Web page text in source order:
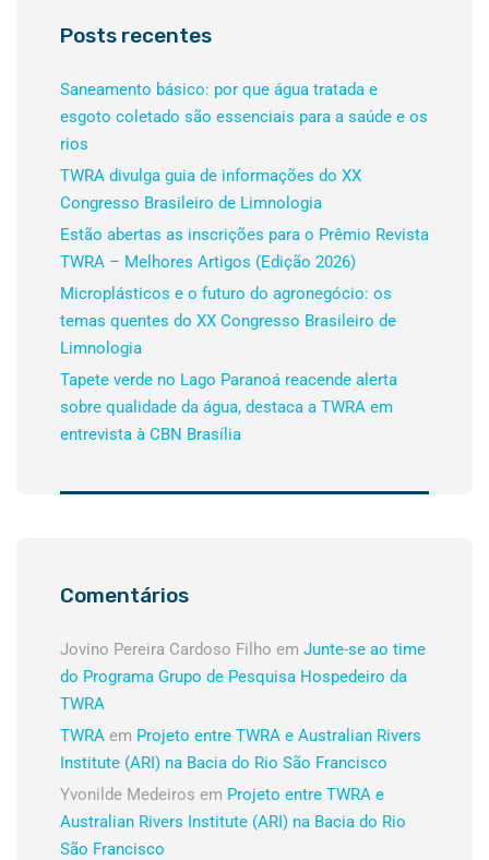
Posts recentes
Saneamento básico: por que água tratada e
esgoto coletado são essenciais para a saúde e os
rios
TWRA divulga guia de informações do XX
Congresso Brasileiro de Limnologia
Estão abertas as inscrições para o Prêmio Revista
TWRA – Melhores Artigos (Edição 2026)
Microplásticos e o futuro do agronegócio: os
temas quentes do XX Congresso Brasileiro de
Limnologia
Tapete verde no Lago Paranoá reacende alerta
sobre qualidade da água, destaca a TWRA em
entrevista à CBN Brasília
Comentários
Jovino Pereira Cardoso Filho em Junte-se ao time
do Programa Grupo de Pesquisa Hospedeiro da
TWRA
TWRA em Projeto entre TWRA e Australian Rivers
Institute (ARI) na Bacia do Rio São Francisco
Yvonilde Medeiros em Projeto entre TWRA e
Australian Rivers Institute (ARI) na Bacia do Rio
São Francisco